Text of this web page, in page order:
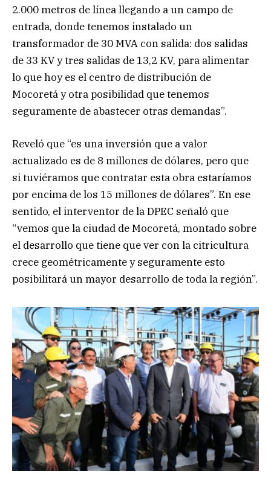
2.000 metros de línea llegando a un campo de
entrada, donde tenemos instalado un
transformador de 30 MVA con salida: dos salidas
de 33 KV y tres salidas de 13,2 KV, para alimentar
lo que hoy es el centro de distribución de
Mocoretá y otra posibilidad que tenemos
seguramente de abastecer otras demandas”.
Reveló que “es una inversión que a valor
actualizado es de 8 millones de dólares, pero que
si tuviéramos que contratar esta obra estaríamos
por encima de los 15 millones de dólares”. En ese
sentido, el interventor de la DPEC señaló que
“vemos que la ciudad de Mocoretá, montado sobre
el desarrollo que tiene que ver con la citricultura
crece geométricamente y seguramente esto
posibilitará un mayor desarrollo de toda la región”.